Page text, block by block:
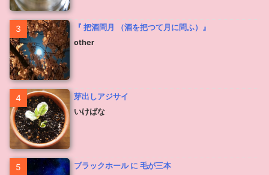
3
『 把酒問月 （酒を把つて月に問ふ）』
other
4
芽出しアジサイ
いけばな
5
ブラックホール に 毛が三本